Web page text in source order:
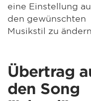
eine Einstellung
den gewünschten
Musikstil zu ändern.
Übertrag
den Song